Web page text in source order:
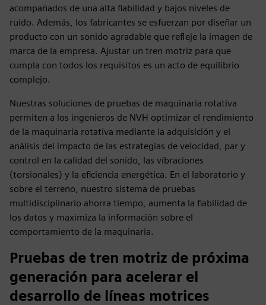
acompañados de una alta fiabilidad y bajos niveles de
ruido. Además, los fabricantes se esfuerzan por diseñar un
producto con un sonido agradable que refleje la imagen de
marca de la empresa. Ajustar un tren motriz para que
cumpla con todos los requisitos es un acto de equilibrio
complejo.
Nuestras soluciones de pruebas de maquinaria rotativa
permiten a los ingenieros de NVH optimizar el rendimiento
de la maquinaria rotativa mediante la adquisición y el
análisis del impacto de las estrategias de velocidad, par y
control en la calidad del sonido, las vibraciones
(torsionales) y la eficiencia energética. En el laboratorio y
sobre el terreno, nuestro sistema de pruebas
multidisciplinario ahorra tiempo, aumenta la fiabilidad de
los datos y maximiza la información sobre el
comportamiento de la maquinaria.
Pruebas de tren motriz de próxima
generación para acelerar el
desarrollo de líneas motrices